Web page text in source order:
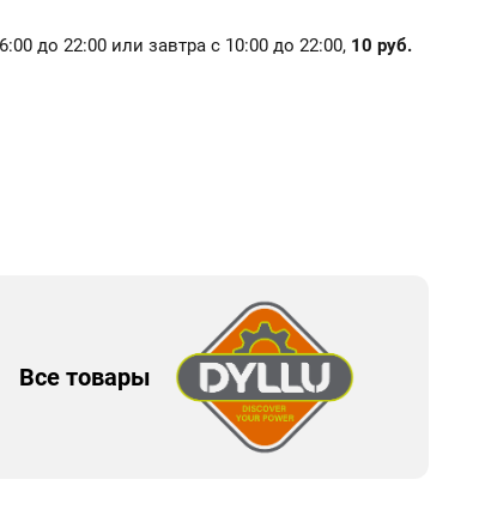
до 22:00 или завтра с 10:00 до 22:00, 10 руб.
Все товары